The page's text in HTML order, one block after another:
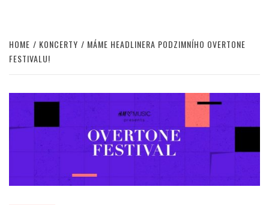
HOME KONCERTY
MÁME HEADLINERA PODZIMNÍHO OVERTONE
FESTIVALU!